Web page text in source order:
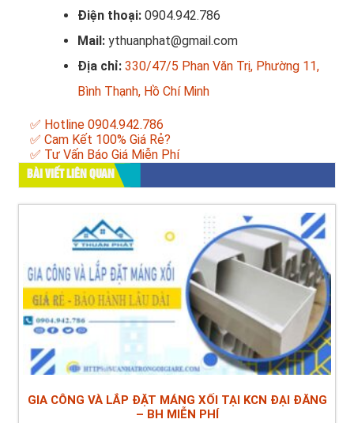
Điện thoại: 0904.942.786
Mail: ythuanphat@gmail.com
Địa chỉ: 330/47/5 Phan Văn Trị, Phường 11,
Bình Thạnh, Hồ Chí Minh
✅ Hotline 0904.942.786
✅ Cam Kết 100% Giá Rẻ?
✅ Tư Vấn Báo Giá Miễn Phí
BÀI VIẾT LIÊN QUAN
GIA CÔNG VÀ LẮP ĐẶT MÁNG XỐI TẠI KCN ĐẠI ĐĂNG
– BH MIỄN PHÍ